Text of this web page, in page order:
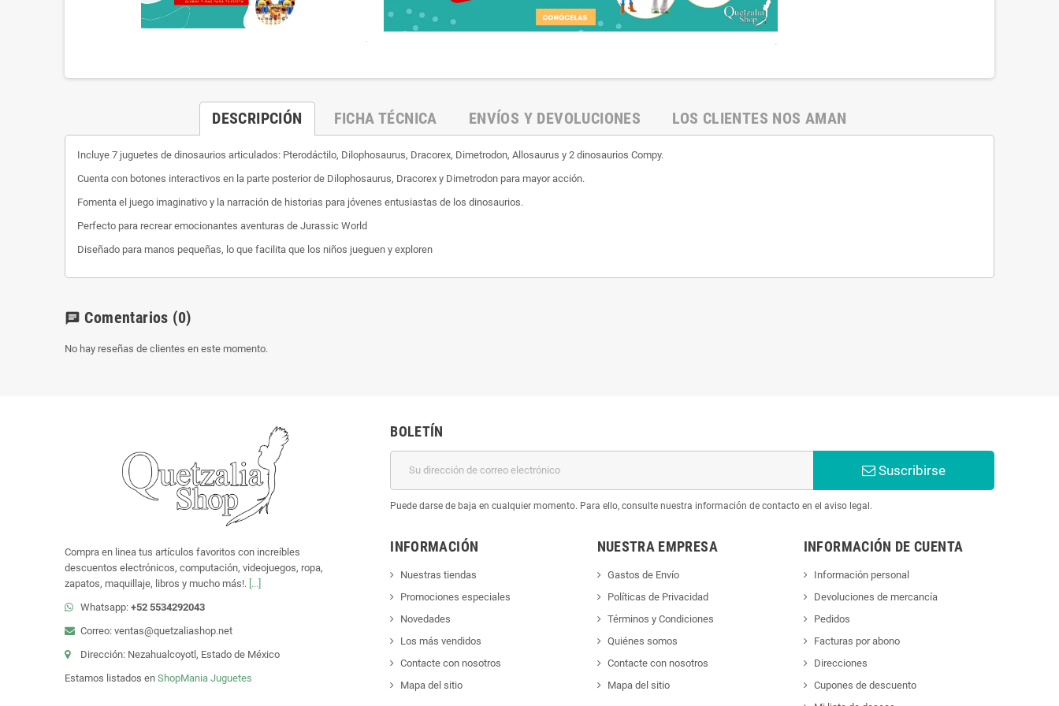
. .
DESCRIPCIÓN FICHA TÉCNICA ENVÍOS Y DEVOLUCIONES LOS CLIENTES NOS AMAN
Incluye 7 juguetes de dinosaurios articulados: Pterodáctilo, Dilophosaurus, Dracorex, Dimetrodon, Allosaurus y 2 dinosaurios Compy.
Cuenta con botones interactivos en la parte posterior de Dilophosaurus, Dracorex y Dimetrodon para mayor acción.
Fomenta el juego imaginativo y la narración de historias para jóvenes entusiastas de los dinosaurios.
Perfecto para recrear emocionantes aventuras de Jurassic World
Diseñado para manos pequeñas, lo que facilita que los niños jueguen y exploren
chat Comentarios (0)
No hay reseñas de clientes en este momento.
Compra en linea tus artículos favoritos con increíbles
descuentos electrónicos, computación, videojuegos, ropa,
zapatos, maquillaje, libros y mucho más!. [...]
Whatsapp: +52 5534292043
Correo: ventas@quetzaliashop.net
Dirección: Nezahualcoyotl, Estado de México
Estamos listados en ShopMania Juguetes
BOLETÍN
Suscribirse
Puede darse de baja en cualquier momento. Para ello, consulte nuestra información de contacto en el aviso legal.
INFORMACIÓN
Nuestras tiendas
Promociones especiales
Novedades
Los más vendidos
Contacte con nosotros
Mapa del sitio
NUESTRA EMPRESA
Gastos de Envío
Políticas de Privacidad
Términos y Condiciones
Quiénes somos
Contacte con nosotros
Mapa del sitio
INFORMACIÓN DE CUENTA
Información personal
Devoluciones de mercancía
Pedidos
Facturas por abono
Direcciones
Cupones de descuento